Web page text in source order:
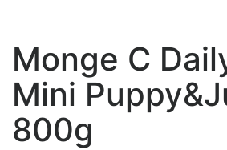
Monge C
Mini
800g